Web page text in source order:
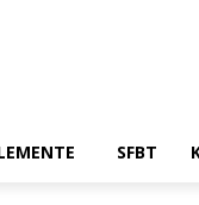
SFBT